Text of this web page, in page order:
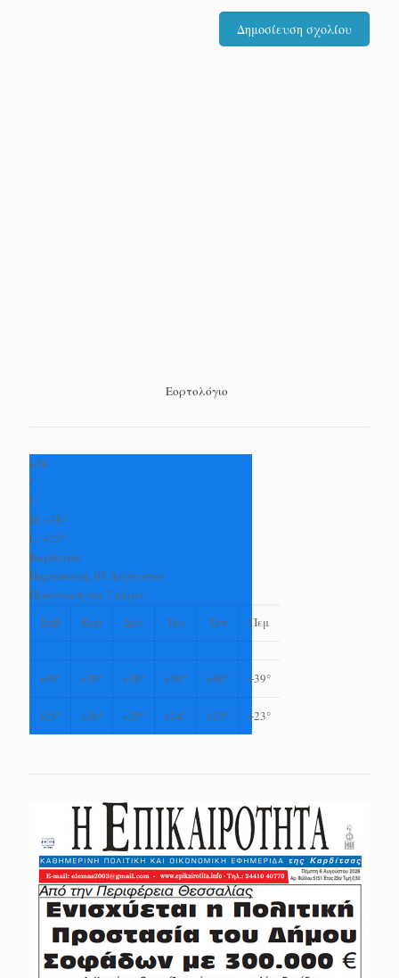
Εορτολόγιο
+34
°
C
H: +38°
L: +25°
Καρδίτσα
Παρασκευή, 07 Αύγουστος
Πρόγνωση για 7 μέρες
Σαβ
Κυρ Δευ Τρι Τετ Πεμ
+39° +39° +38° +39° +40° +39°
+25° +26° +25° +24° +23° +23°